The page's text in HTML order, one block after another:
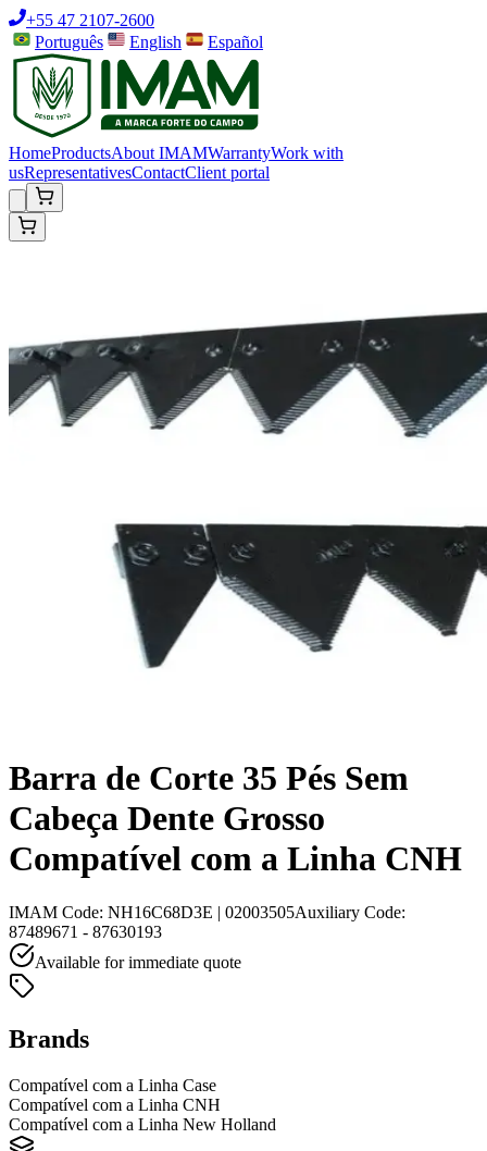
+55 47 2107-2600
Português
English Español
HomeProductsAbout IMAMWarrantyWork with
usRepresentativesContactClient portal
Barra de Corte 35 Pés Sem
Cabeça Dente Grosso
Compatível com a Linha CNH
IMAM Code: NH16C68D3E | 02003505Auxiliary Code:
87489671 - 87630193
Available for immediate quote
Brands
Compatível com a Linha Case
Compatível com a Linha CNH
Compatível com a Linha New Holland